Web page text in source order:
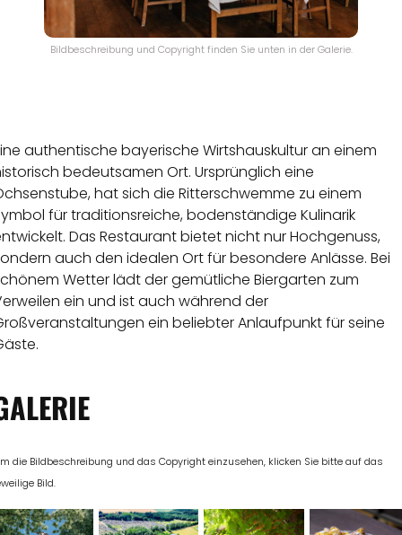
Bildbeschreibung und Copyright finden Sie unten in der Galerie.
authentische bayerische Wirtshauskultur an einem
bedeutsamen Ort. Ursprünglich eine
hat sich die Ritterschwemme zu einem
für traditionsreiche, bodenständige Kulinarik
Das Restaurant bietet nicht nur Hochgenuss,
auch den idealen Ort für besondere Anlässe. Bei
Wetter lädt der gemütliche Biergarten zum
ein und ist auch während der
ein beliebter Anlaufpunkt für seine
die Bildbeschreibung und das Copyright einzusehen, klicken Sie bitte auf das
Bild.